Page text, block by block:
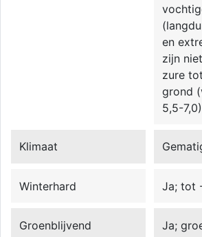
en
zijn
zure
grond
5,5-7,0)
Klimaat
Winterhard Ja; tot
Groenblijvend Ja;